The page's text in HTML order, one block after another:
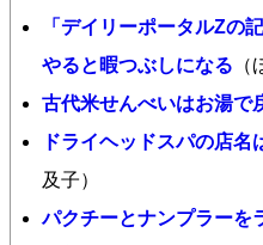
「デイリーポータルZの
やると暇つぶしになる （
古代米せんべいはお湯で
ドライヘッドスパの店
及子）
パクチーとナンプラーを